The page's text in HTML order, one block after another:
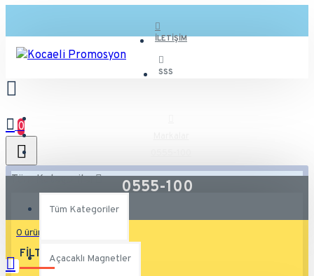
İLETIŞIM
SSS
0
Tüm Kategoriler
Tüm Kategoriler
Açacaklı Magnetler
0 ürün - 0,00TL
0555-100
FILTRE Temizle